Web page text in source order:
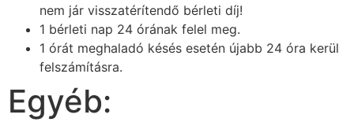
nem jár visszatérítendő bérleti díj!
1 bérleti nap 24 órának felel meg.
1 órát meghaladó késés esetén újabb 24 óra kerül
felszámításra.
Egyéb: